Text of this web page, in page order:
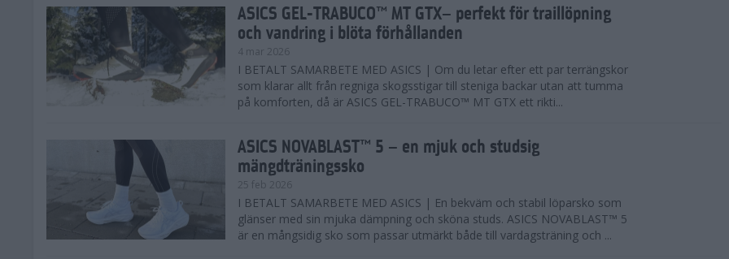
ASICS GEL-TRABUCO™ MT GTX– perfekt för traillöpning
och vandring i blöta förhållanden
4 mar 2026
I BETALT SAMARBETE MED ASICS | Om du letar efter ett par terrängskor
som klarar allt från regniga skogsstigar till steniga backar utan att tumma
på komforten, då är ASICS GEL-TRABUCO™ MT GTX ett rikti...
ASICS NOVABLAST™ 5 – en mjuk och studsig
mängdträningssko
25 feb 2026
I BETALT SAMARBETE MED ASICS | En bekväm och stabil löparsko som
glänser med sin mjuka dämpning och sköna studs. ASICS NOVABLAST™ 5
är en mångsidig sko som passar utmärkt både till vardagsträning och ...